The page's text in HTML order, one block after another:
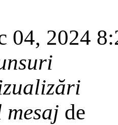
04, 2024
de